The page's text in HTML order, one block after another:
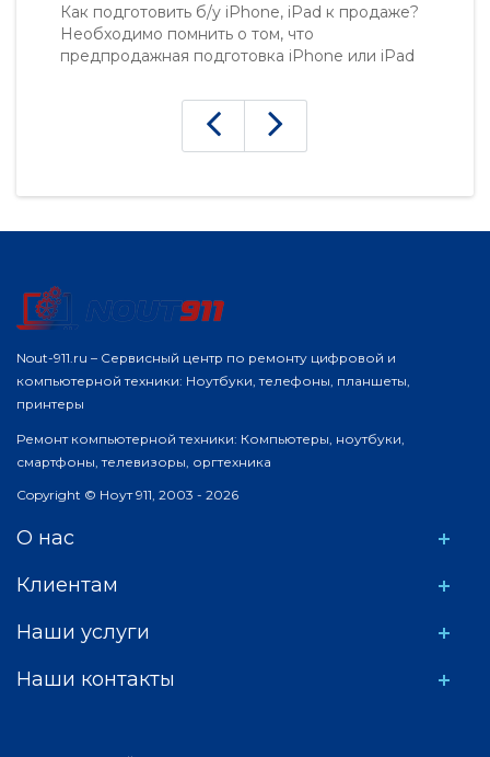
Как подготовить б/у iPhone, iPad к продаже?
Необходимо помнить о том, что
предпродажная подготовка iPhone или iPad
карты и приданию аппарату красивого
внешнего вида. Перед продажей нужно
полностью освободить..
Nout-911.ru – Сервисный центр по ремонту цифровой и
компьютерной техники: Ноутбуки, телефоны, планшеты,
принтеры
Ремонт компьютерной техники: Компьютеры, ноутбуки,
смартфоны, телевизоры, оргтехника
Copyright © Ноут 911, 2003 - 2026
О нас
Клиентам
Наши услуги
Наши контакты